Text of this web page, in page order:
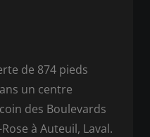
de 874 pieds
un centre
des Boulevards
à Auteuil, Laval.